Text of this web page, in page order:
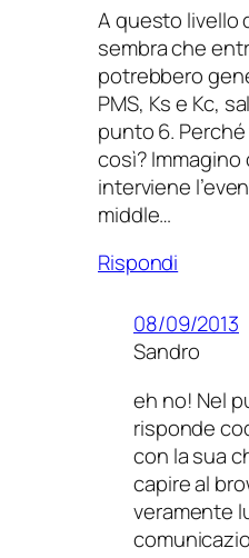
A questo livello
sembra che
potrebbero
PMS, Ks e Kc,
punto 6.
così? Immagino
interviene
middle…
Rispondi
08/09/2013
Sandro
eh no! Nel
risponde
con la sua
capire al
veramente